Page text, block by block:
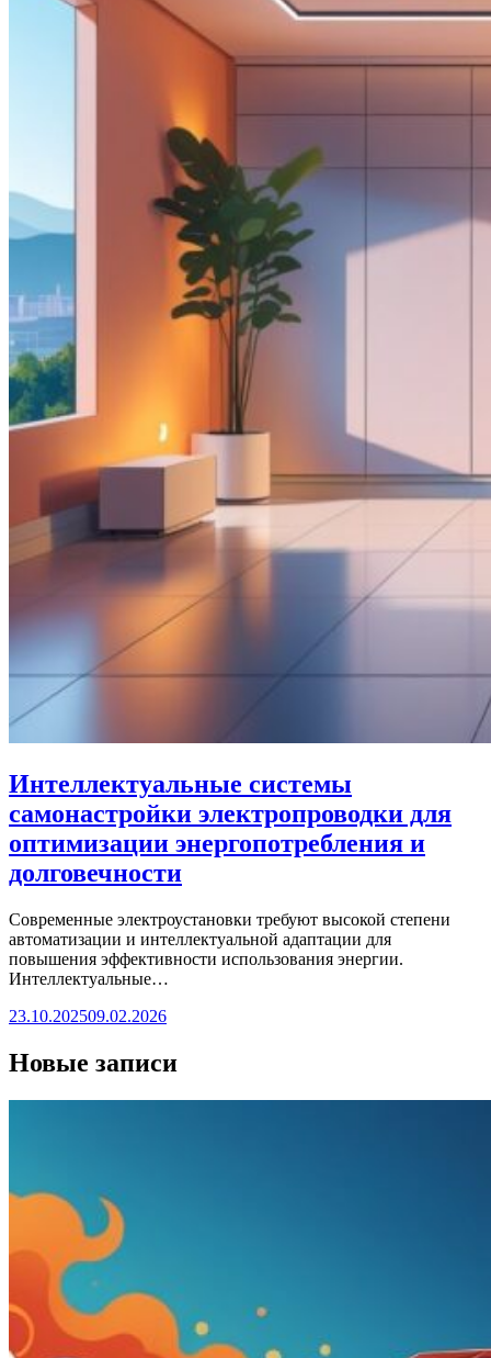
Интеллектуальные системы
самонастройки электропроводки для
оптимизации энергопотребления и
долговечности
Современные электроустановки требуют высокой степени
автоматизации и интеллектуальной адаптации для
повышения эффективности использования энергии.
Интеллектуальные…
23.10.202509.02.2026
Новые записи